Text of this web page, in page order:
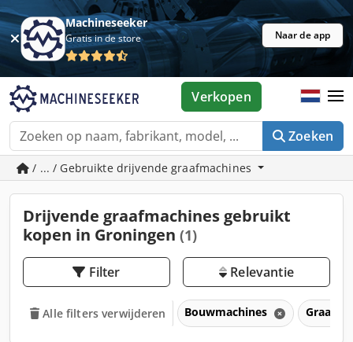
Machineseeker
Gratis in de store Naar de app
Zoeken
Verkopen
/ ... / Gebruikte drijvende graafmachines
Drijvende graafmachines gebruikt
kopen in Groningen (1)
Filter Relevantie
Alle filters verwijderen Bouwmachines